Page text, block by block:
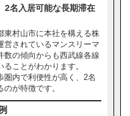
2名入居可能な長期滞在
東村山市に本社を構える株
営されているマンスリーマ
数の傾向からも西武線各線
ことがわかります。
圏内で利便性が高く、2名
が特徴です。